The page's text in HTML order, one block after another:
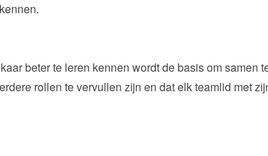
beter te leren kennen wordt de basis om samen
rollen te vervullen zijn en dat elk teamlid met